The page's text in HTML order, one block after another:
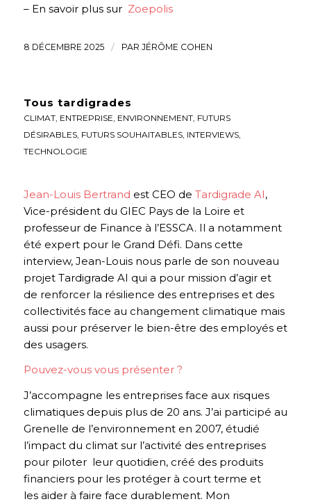
– En savoir plus sur Zoepolis
8 DÉCEMBRE 2025 / PAR JÉRÔME COHEN
Tous tardigrades
CLIMAT, ENTREPRISE ENVIRONNEMENT, FUTURS
DÉSIRABLES, FUTURS SOUHAITABLES, INTERVIEWS,
TECHNOLOGIE
Jean-Louis Bertrand est CEO de Tardigrade AI,
Vice-président du GIEC Pays de la Loire et
professeur de Finance à l’ESSCA. Il a notamment
été expert pour le Grand Défi. Dans cette
interview, Jean-Louis nous parle de son nouveau
projet Tardigrade AI qui a pour mission d’agir et
de renforcer la résilience des entreprises et des
collectivités face au changement climatique mais
aussi pour préserver le bien-être des employés et
des usagers.
Pouvez-vous vous présenter ?
J’accompagne les entreprises face aux risques
climatiques depuis plus de 20 ans. J’ai participé au
Grenelle de l’environnement en 2007, étudié
l’impact du climat sur l’activité des entreprises
pour piloter leur quotidien, créé des produits
financiers pour les protéger à court terme et
les aider à faire face durablement. Mon